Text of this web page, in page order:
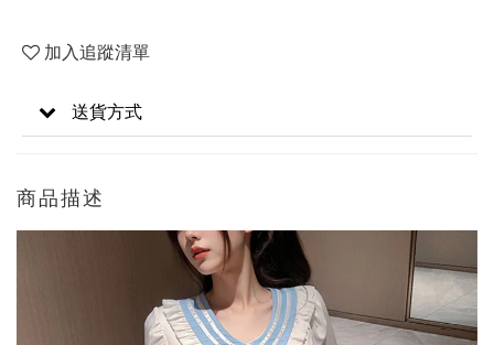
加入追蹤清單
送貨方式
商品描述